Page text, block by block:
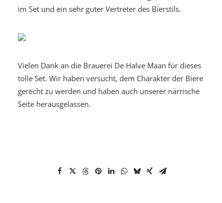
im Set und ein sehr guter Vertreter des Bierstils.
Vielen Dank an die Brauerei De Halve Maan für dieses
tolle Set. Wir haben versucht, dem Charakter der Biere
gerecht zu werden und haben auch unserer närrische
Seite herausgelassen.